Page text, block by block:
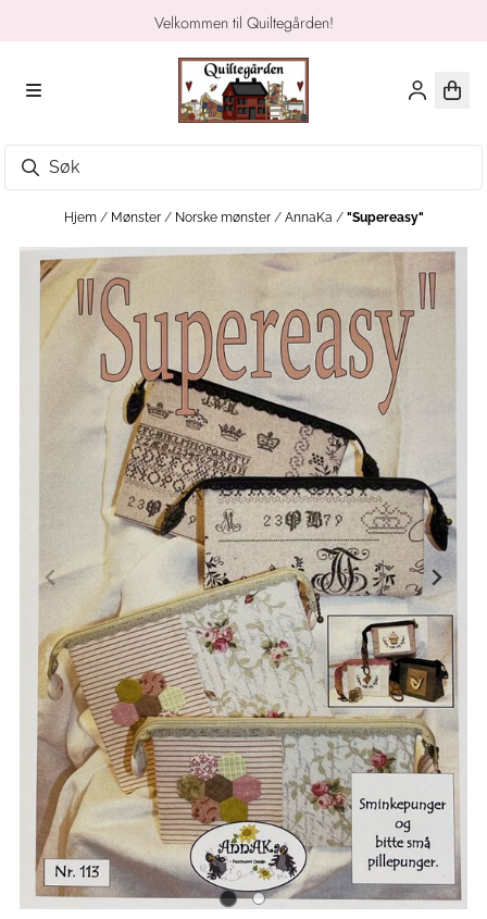
Velkommen til Quiltegården!
Hjem / Mønster / Norske mønster / AnnaKa / "Supereasy"